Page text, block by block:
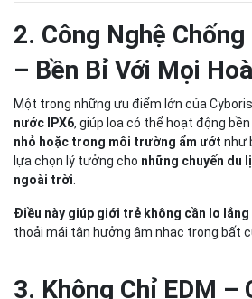
2. Công Nghệ
– Bền Bỉ Với Mọi
Một trong những ưu điểm lớn của
nước IPX6, giúp loa có thể hoạt động bền
nhỏ hoặc trong môi trường ẩm ướt như
lựa chọn lý tưởng cho những chuyến du
ngoài trời
Điều này giúp giới trẻ không cần lo lắng
thoải mái tận hưởng âm nhạc trong bất
3. Không Chỉ EDM –